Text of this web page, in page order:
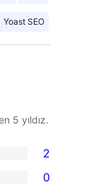
Yoast SEO
5 yıldız.
2
0